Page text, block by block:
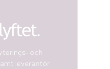
och
leverantör